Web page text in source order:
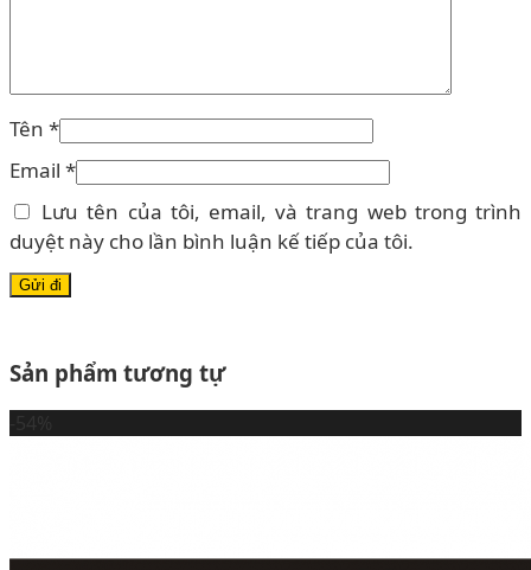
Tên *
Email *
Lưu tên của tôi, email, và trang web trong trình
duyệt này cho lần bình luận kế tiếp của tôi.
Sản phẩm tương tự